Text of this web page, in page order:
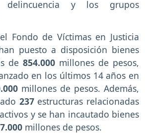
delincuencia y los grupos
Fondo de Víctimas en Justicia
puesto a disposición bienes
de 854.000 millones de pesos,
en los últimos 14 años en
millones de pesos. Además,
237estructuras relacionadas
y se han incautado bienes
millones de pesos.